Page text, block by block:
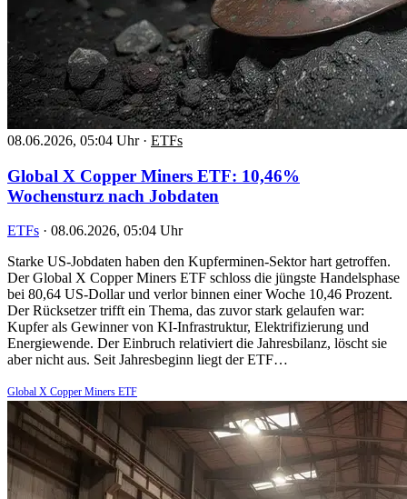
08.06.2026, 05:04 Uhr · ETFs
Global X Copper Miners ETF: 10,46%
Wochensturz nach Jobdaten
ETFs · 08.06.2026, 05:04 Uhr
Starke US-Jobdaten haben den Kupferminen-Sektor hart getroffen.
Der Global X Copper Miners ETF schloss die jüngste Handelsphase
bei 80,64 US-Dollar und verlor binnen einer Woche 10,46 Prozent.
Der Rücksetzer trifft ein Thema, das zuvor stark gelaufen war:
Kupfer als Gewinner von KI-Infrastruktur, Elektrifizierung und
Energiewende. Der Einbruch relativiert die Jahresbilanz, löscht sie
aber nicht aus. Seit Jahresbeginn liegt der ETF…
Global X Copper Miners ETF